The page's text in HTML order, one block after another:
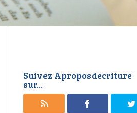
Suivez Aproposdecriture
sur...